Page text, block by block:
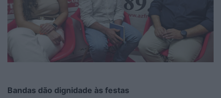
Bandas dão dignidade às festas